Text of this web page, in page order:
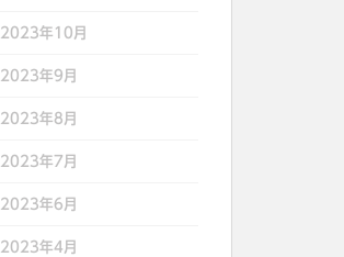
2023年10月
2023年9月
2023年8月
2023年7月
2023年6月
2023年4月